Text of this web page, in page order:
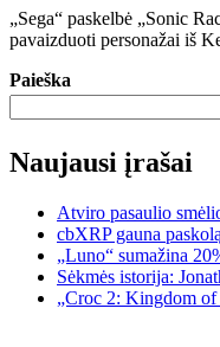
„Sega“ paskelbė „Sonic
pavaizduoti personažai iš
Paieška
Naujausi įrašai
Atviro pasaulio
cbXRP gauna
„Luno“ sumažina
Sėkmės istorija:
„Croc 2: Kingdom of